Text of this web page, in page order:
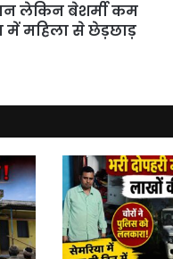
लेकिन बेशर्मी कम
में महिला से छेड़छाड़